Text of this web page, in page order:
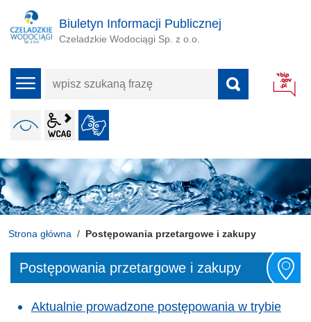
Biuletyn Informacji Publicznej
Czeladzkie Wodociągi Sp. z o.o.
menu
wpisz
frazę
WERSJA KONTRASTOWA
wcag2.1
Strona główna Postępowania przetargowe i zakupy
Postępowania przetargowe i zakupy
Aktualnie prowadzone postępowania w trybie